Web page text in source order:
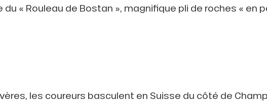
« Rouleau de Bostan », magnifique pli de roches « en
les coureurs basculent en Suisse du côté de